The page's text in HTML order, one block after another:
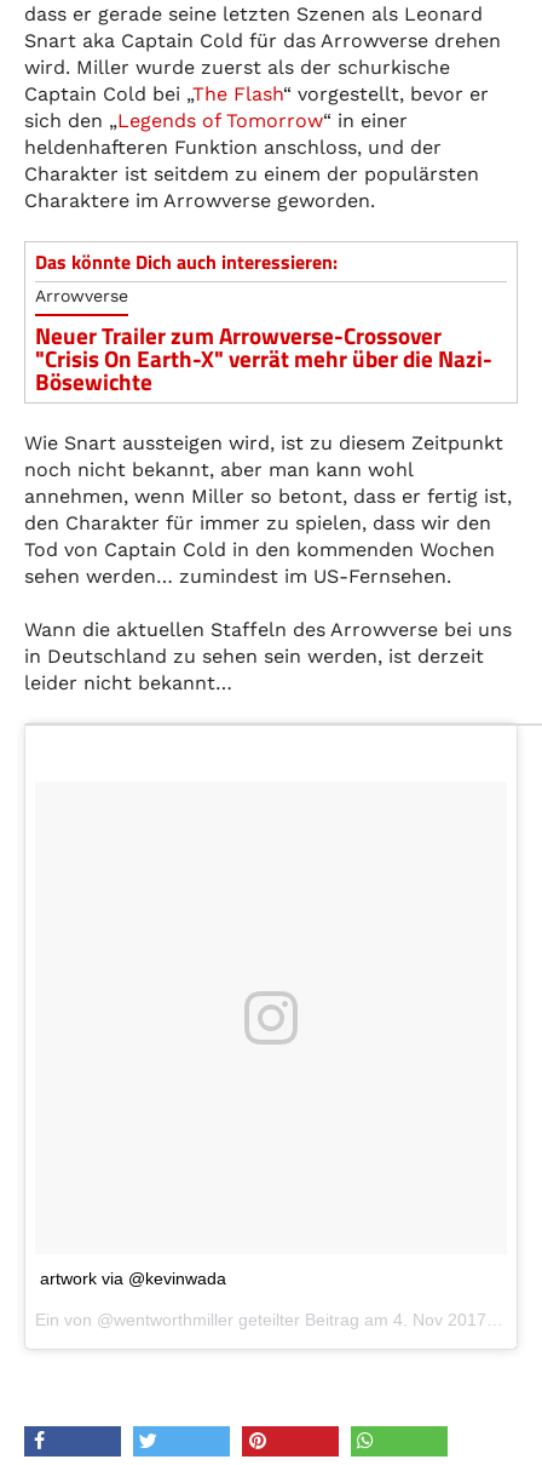
dass er gerade seine letzten Szenen als Leonard
Snart aka Captain Cold für das Arrowverse drehen
wird. Miller wurde zuerst als der schurkische
Captain Cold bei „The Flash“ vorgestellt, bevor er
sich den „Legends of Tomorrow“ in einer
heldenhafteren Funktion anschloss, und der
Charakter ist seitdem zu einem der populärsten
Charaktere im Arrowverse geworden.
Das könnte Dich auch interessieren:
Arrowverse
Neuer Trailer zum Arrowverse-Crossover
"Crisis On Earth-X" verrät mehr über die Nazi-
Bösewichte
Wie Snart aussteigen wird, ist zu diesem Zeitpunkt
noch nicht bekannt, aber man kann wohl
annehmen, wenn Miller so betont, dass er fertig ist,
den Charakter für immer zu spielen, dass wir den
Tod von Captain Cold in den kommenden Wochen
sehen werden… zumindest im US-Fernsehen.
Wann die aktuellen Staffeln des Arrowverse bei uns
in Deutschland zu sehen sein werden, ist derzeit
leider nicht bekannt…
artwork via @kevinwada
Ein von @wentworthmiller geteilter Beitrag am 4. Nov 2017 um 9:34 Uhr